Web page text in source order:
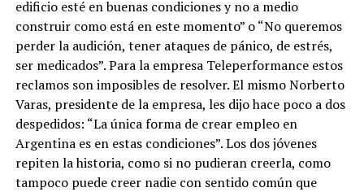
edificio esté en buenas condiciones y no a medio
construir como está en este momento” o “No queremos
perder la audición, tener ataques de pánico, de estrés,
ser medicados”. Para la empresa Teleperformance estos
reclamos son imposibles de resolver. El mismo Norberto
Varas, presidente de la empresa, les dijo hace poco a dos
despedidos: “La única forma de crear empleo en
Argentina es en estas condiciones”. Los dos jóvenes
repiten la historia, como si no pudieran creerla, como
tampoco puede creer nadie con sentido común que